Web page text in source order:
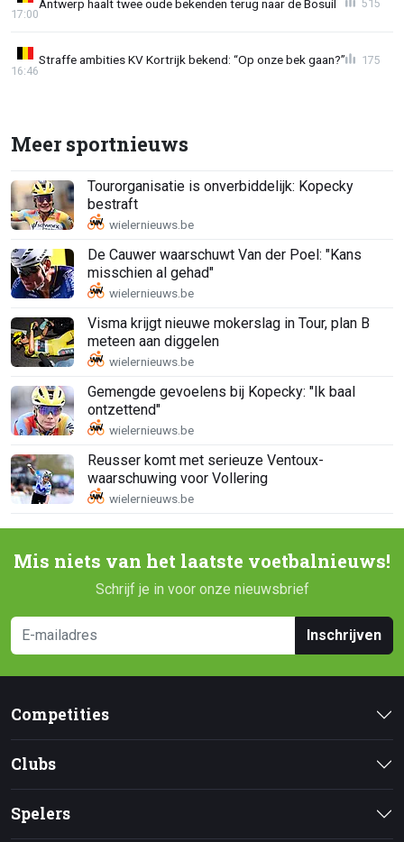
Antwerp haalt twee oude bekenden terug naar de Bosuil
17:00
515
Straffe ambities KV Kortrijk bekend: “Op onze bek gaan?”
16:46
175
Meer sportnieuws
Tourorganisatie is onverbiddelijk: Kopecky
bestraft
De Cauwer waarschuwt Van der Poel: "Kans
misschien al gehad"
Visma krijgt nieuwe mokerslag in Tour, plan B
meteen aan diggelen
Gemengde gevoelens bij Kopecky: "Ik baal
ontzettend"
Reusser komt met serieuze Ventoux-
waarschuwing voor Vollering
Mis niets van het laatste voetbalnieuws!
Schrijf je in voor onze nieuwsbrief
Inschrijven
Competities
Clubs
Spelers